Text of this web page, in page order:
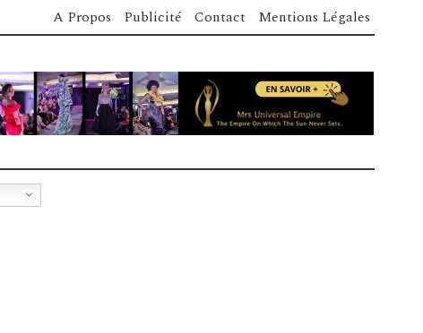
A Propos Publicité Contact Mentions Légales